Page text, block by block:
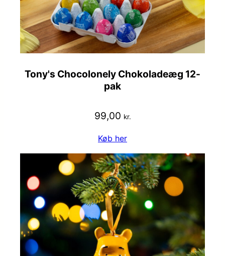
Tony's Chocolonely Chokoladeæg 12-
pak
99,00 kr.
Køb her